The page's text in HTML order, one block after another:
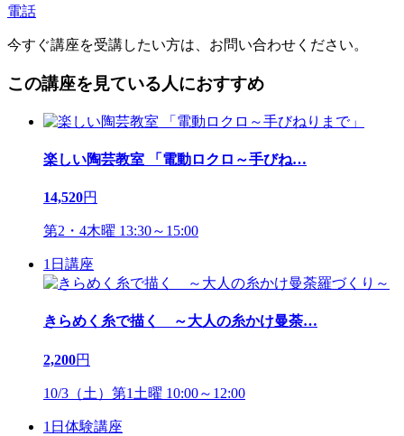
電話
今すぐ講座を受講したい方は、お問い合わせください。
この講座を見ている人におすすめ
楽しい陶芸教室 「電動ロクロ～手びね…
14,520円
第2・4木曜 13:30～15:00
1日講座
きらめく糸で描く ～大人の糸かけ曼荼…
2,200円
10/3（土）第1土曜 10:00～12:00
1日体験講座